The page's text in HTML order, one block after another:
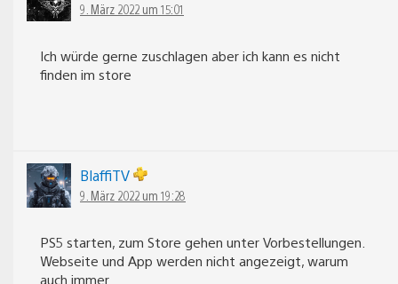
9. März 2022 um 15:01
Ich würde gerne zuschlagen aber ich kann es nicht
finden im store
BlaffiTV
9. März 2022 um 19:28
PS5 starten, zum Store gehen unter Vorbestellungen.
Webseite und App werden nicht angezeigt, warum
auch immer.